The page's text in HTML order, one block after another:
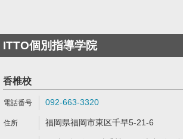
ITTO個別指導学院
香椎校
092-663-3320
福岡県福岡市東区千早5-21-6